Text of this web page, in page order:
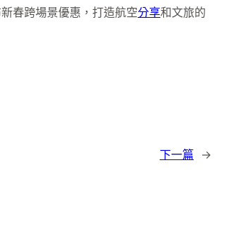
春跨場景優惠，打造航空分享和文旅的
下一篇 →